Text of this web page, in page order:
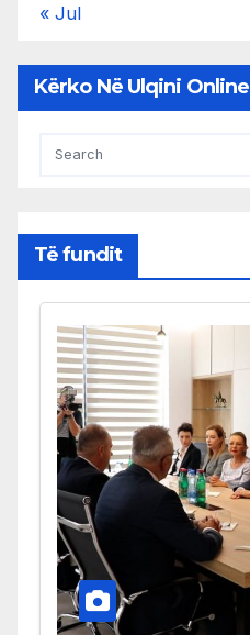
« Jul
Kërko Në Ulqini Online
Të fundit